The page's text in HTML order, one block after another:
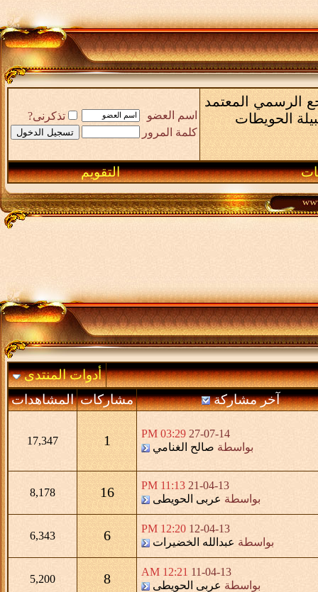
الرسمي المعتمد
الحويطات
اسم العضو
تذكرنى?
كلمة المرور
التقويم
أدوات المنتدى
آخر مشاركة
مشاركات المشاهدات
27-07-14
03:29 PM
بواسطة صالح الغنامي 1
17,347
21-04-13
11:13 PM
بواسطة عربى الحويطى 16
8,178
12-04-13
12:20 PM
بواسطة عبدالله الخضيرات 6
6,343
11-04-13
12:21 AM
بواسطة عربى الحويطى 8
5,200